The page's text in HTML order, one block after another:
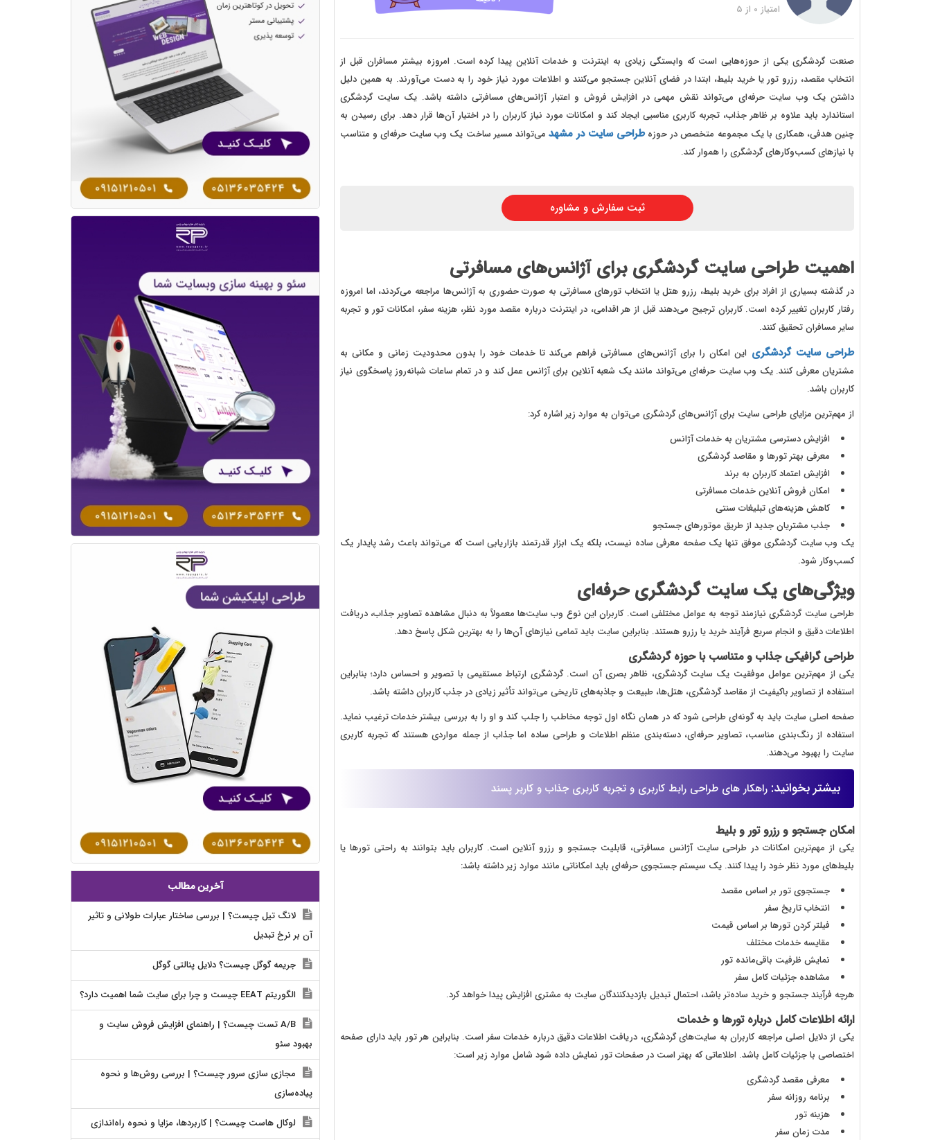
خرید سایت با امکانات دیوار
خرید سایت نوبت دهی پزشکان
خرید سایت هتل
خرید سایت همایش
امتیاز 0 از 5
صنعت گردشگری یکی از حوزه‌هایی است که وابستگی زیادی به اینترنت و خدمات آنلاین پیدا کرده است. امروزه بیشتر مسافران قبل از
انتخاب مقصد، رزرو تور یا خرید بلیط، ابتدا در فضای آنلاین جستجو می‌کنند و اطلاعات مورد نیاز خود را به دست می‌آورند. به همین دلیل
داشتن یک وب سایت حرفه‌ای می‌تواند نقش مهمی در افزایش فروش و اعتبار آژانس‌های مسافرتی داشته باشد. یک سایت گردشگری
استاندارد باید علاوه بر ظاهر جذاب، تجربه کاربری مناسبی ایجاد کند و امکانات مورد نیاز کاربران را در اختیار آن‌ها قرار دهد. برای رسیدن به
چنین هدفی، همکاری با یک مجموعه متخصص در حوزهطراحی سایت در مشهد می‌تواند مسیر ساخت یک وب سایت حرفه‌ای و متناسب
با نیازهای کسب‌وکارهای گردشگری را هموار کند.
ثبت سفارش و مشاوره
اهمیت طراحی سایت گردشگری برای آژانس‌های مسافرتی
در گذشته بسیاری از افراد برای خرید بلیط، رزرو هتل یا انتخاب تورهای مسافرتی به صورت حضوری به آژانس‌ها مراجعه می‌کردند، اما امروزه
رفتار کاربران تغییر کرده است. کاربران ترجیح می‌دهند قبل از هر اقدامی، در اینترنت درباره مقصد مورد نظر، هزینه سفر، امکانات تور و تجربه
سایر مسافران تحقیق کنند.
طراحی سایت گردشگری این امکان را برای آژانس‌های مسافرتی فراهم می‌کند تا خدمات خود را بدون محدودیت زمانی و مکانی به
مشتریان معرفی کنند. یک وب سایت حرفه‌ای می‌تواند مانند یک شعبه آنلاین برای آژانس عمل کند و در تمام ساعات شبانه‌روز پاسخگوی نیاز
کاربران باشد.
از مهم‌ترین مزایای طراحی سایت برای آژانس‌های گردشگری می‌توان به موارد زیر اشاره کرد:
افزایش دسترسی مشتریان به خدمات آژانس
معرفی بهتر تورها و مقاصد گردشگری
افزایش اعتماد کاربران به برند
امکان فروش آنلاین خدمات مسافرتی
کاهش هزینه‌های تبلیغات سنتی
جذب مشتریان جدید از طریق موتورهای جستجو
یک وب سایت گردشگری موفق تنها یک صفحه معرفی ساده نیست، بلکه یک ابزار قدرتمند بازاریابی است که می‌تواند باعث رشد پایدار یک
کسب‌وکار شود.
ویژگی‌های یک سایت گردشگری حرفه‌ای
طراحی سایت گردشگری نیازمند توجه به عوامل مختلفی است. کاربران این نوع وب سایت‌ها معمولاً به دنبال مشاهده تصاویر جذاب، دریافت
اطلاعات دقیق و انجام سریع فرآیند خرید یا رزرو هستند. بنابراین سایت باید تمامی نیازهای آن‌ها را به بهترین شکل پاسخ دهد.
طراحی گرافیکی جذاب و متناسب با حوزه گردشگری
یکی از مهم‌ترین عوامل موفقیت یک سایت گردشگری، ظاهر بصری آن است. گردشگری ارتباط مستقیمی با تصویر و احساس دارد؛ بنابراین
استفاده از تصاویر باکیفیت از مقاصد گردشگری، هتل‌ها، طبیعت و جاذبه‌های تاریخی می‌تواند تأثیر زیادی در جذب کاربران داشته باشد.
صفحه اصلی سایت باید به گونه‌ای طراحی شود که در همان نگاه اول توجه مخاطب را جلب کند و او را به بررسی بیشتر خدمات ترغیب نماید.
استفاده از رنگ‌بندی مناسب، تصاویر حرفه‌ای، دسته‌بندی منظم اطلاعات و طراحی ساده اما جذاب از جمله مواردی هستند که تجربه کاربری
سایت را بهبود می‌دهند.
بیشتر بخوانید: راهکار های طراحی رابط کاربری و تجربه کاربری جذاب و کاربر پسند
امکان جستجو و رزرو تور و بلیط
یکی از مهم‌ترین امکانات در طراحی سایت آژانس مسافرتی، قابلیت جستجو و رزرو آنلاین است. کاربران باید بتوانند به راحتی تورها یا
بلیط‌های مورد نظر خود را پیدا کنند. یک سیستم جستجوی حرفه‌ای باید امکاناتی مانند موارد زیر داشته باشد:
جستجوی تور بر اساس مقصد
انتخاب تاریخ سفر
فیلتر کردن تورها بر اساس قیمت
مقایسه خدمات مختلف
نمایش ظرفیت باقی‌مانده تور
مشاهده جزئیات کامل سفر
هرچه فرآیند جستجو و خرید ساده‌تر باشد، احتمال تبدیل بازدیدکنندگان سایت به مشتری افزایش پیدا خواهد کرد.
ارائه اطلاعات کامل درباره تورها و خدمات
یکی از دلایل اصلی مراجعه کاربران به سایت‌های گردشگری، دریافت اطلاعات دقیق درباره خدمات سفر است. بنابراین هر تور باید دارای صفحه
اختصاصی با جزئیات کامل باشد. اطلاعاتی که بهتر است در صفحات تور نمایش داده شود شامل موارد زیر است:
معرفی مقصد گردشگری
برنامه روزانه سفر
هزینه تور
مدت زمان سفر
آخرین مطالب
لانگ تیل چیست؟ | بررسی ساختار عبارات طولانی و تاثیر
آن بر نرخ تبدیل
جریمه گوگل چیست؟ دلایل پنالتی گوگل
الگوریتم EEAT چیست و چرا برای سایت شما اهمیت دارد؟
A/B تست چیست؟ | راهنمای افزایش فروش سایت و
بهبود سئو
مجازی سازی سرور چیست؟ | بررسی روش‌ها و نحوه
پیاده‌سازی
لوکال هاست چیست؟ | کاربردها، مزایا و نحوه راه‌اندازی